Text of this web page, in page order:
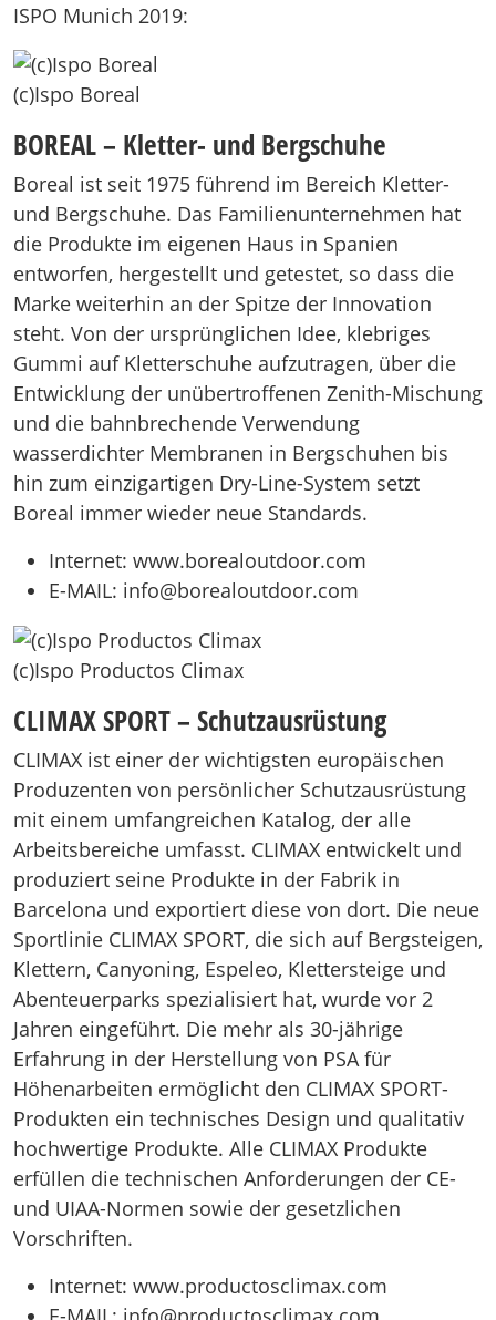
ISPO Munich 2019:
(c)Ispo Boreal
BOREAL – Kletter- und Bergschuhe
Boreal ist seit 1975 führend im Bereich Kletter-
und Bergschuhe. Das Familienunternehmen hat
die Produkte im eigenen Haus in Spanien
entworfen, hergestellt und getestet, so dass die
Marke weiterhin an der Spitze der Innovation
steht. Von der ursprünglichen Idee, klebriges
Gummi auf Kletterschuhe aufzutragen, über die
Entwicklung der unübertroffenen Zenith-Mischung
und die bahnbrechende Verwendung
wasserdichter Membranen in Bergschuhen bis
hin zum einzigartigen Dry-Line-System setzt
Boreal immer wieder neue Standards.
Internet: www.borealoutdoor.com
E-MAIL: info@borealoutdoor.com
(c)Ispo Productos Climax
CLIMAX SPORT – Schutzausrüstung
CLIMAX ist einer der wichtigsten europäischen
Produzenten von persönlicher Schutzausrüstung
mit einem umfangreichen Katalog, der alle
Arbeitsbereiche umfasst. CLIMAX entwickelt und
produziert seine Produkte in der Fabrik in
Barcelona und exportiert diese von dort. Die neue
Sportlinie CLIMAX SPORT, die sich auf Bergsteigen,
Klettern, Canyoning, Espeleo, Klettersteige und
Abenteuerparks spezialisiert hat, wurde vor 2
Jahren eingeführt. Die mehr als 30-jährige
Erfahrung in der Herstellung von PSA für
Höhenarbeiten ermöglicht den CLIMAX SPORT-
Produkten ein technisches Design und qualitativ
hochwertige Produkte. Alle CLIMAX Produkte
erfüllen die technischen Anforderungen der CE-
und UIAA-Normen sowie der gesetzlichen
Vorschriften.
Internet: www.productosclimax.com